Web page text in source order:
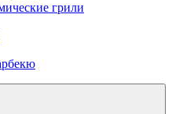
грили